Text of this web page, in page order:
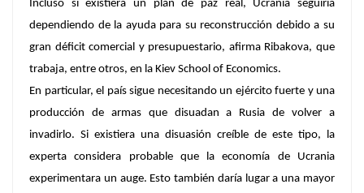
Incluso si existiera un plan de paz real, Ucrania seguiría
dependiendo de la ayuda para su reconstrucción debido a su
gran déficit comercial y presupuestario, afirma Ribakova, que
trabaja, entre otros, en la Kiev School of Economics.
En particular, el país sigue necesitando un ejército fuerte y una
producción de armas que disuadan a Rusia de volver a
invadirlo. Si existiera una disuasión creíble de este tipo, la
experta considera probable que la economía de Ucrania
experimentara un auge. Esto también daría lugar a una mayor